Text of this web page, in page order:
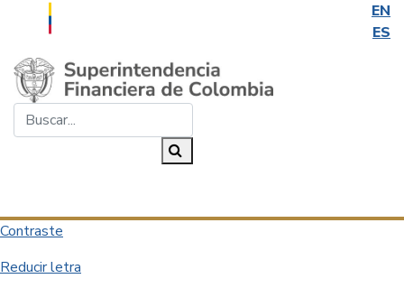
EN
ES
Saltar al contenido principal
Contraste
Reducir letra